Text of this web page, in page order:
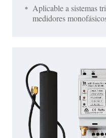
Aplicable a sistemas
medidores